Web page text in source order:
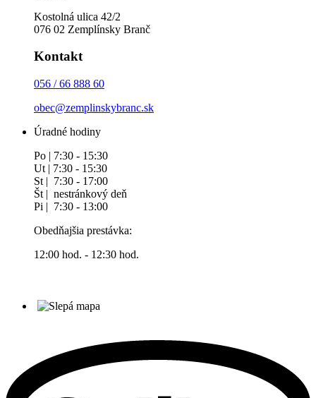
Kostolná ulica 42/2
076 02 Zemplínsky Branč
Kontakt
056 / 66 888 60
obec@zemplinskybranc.sk
Úradné hodiny
Po | 7:30 - 15:30
Ut | 7:30 - 15:30
St | 7:30 - 17:00
Št | nestránkový deň
Pi | 7:30 - 13:00
Obedňajšia prestávka:
12:00 hod. - 12:30 hod.